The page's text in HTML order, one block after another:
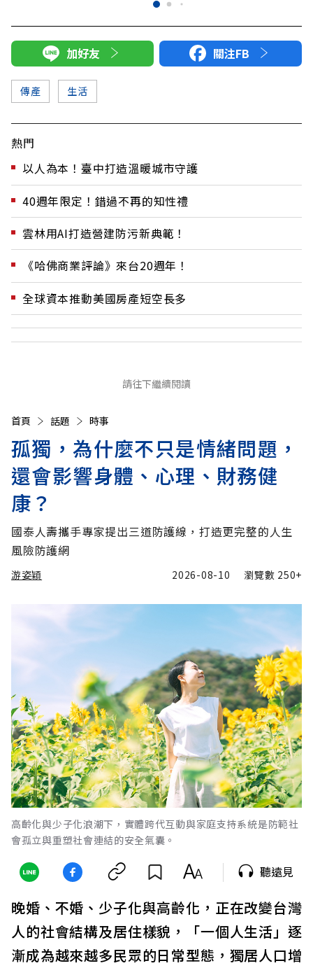
加好友 關注FB
傳產 生活
熱門
以人為本！臺中打造溫暖城市守護
40週年限定！錯過不再的知性禮
雲林用AI打造營建防污新典範！
《哈佛商業評論》來台20週年！
全球資本推動美國房產短空長多
請往下繼續閱讀
首頁 話題 時事
孤獨，為什麼不只是情緒問題，
還會影響身體、心理、財務健
康？
國泰人壽攜手專家提出三道防護線，打造更完整的人生
風險防護網
游姿穎 2026-08-10 瀏覽數 250+
高齡化與少子化浪潮下，實體跨代互動與家庭支持系統是防範社
會孤立與重塑社會連結的安全氣囊。
聽遠見
晚婚、不婚、少子化與高齡化，正在改變台灣
人的社會結構及居住樣貌，「一個人生活」逐
漸成為越來越多民眾的日常型態，獨居人口增